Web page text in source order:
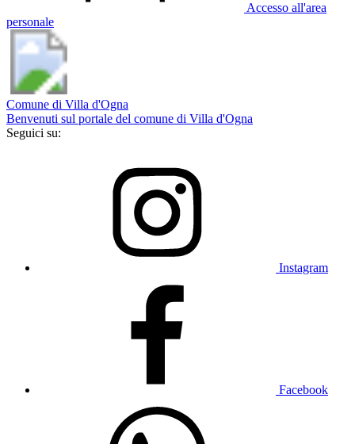
Accesso all'area
personale
Comune di Villa d'Ogna
Benvenuti sul portale del comune di Villa d'Ogna
Seguici su:
Instagram
Facebook